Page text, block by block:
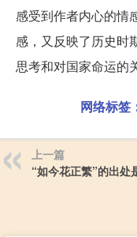
感受到作者内心的情
感，又反映了历史时
思考和对国家命运的
网络标签
上一篇
“如今花正繁”的出处